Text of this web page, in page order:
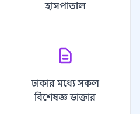
হাসপাতাল
ঢাকার মধ্যে সকল
বিশেষজ্ঞ ডাক্তার